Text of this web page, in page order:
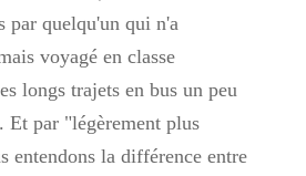
par quelqu'un qui n'a
voyagé en classe
longs trajets en bus un peu
Et par "légèrement plus
entendons la différence entre